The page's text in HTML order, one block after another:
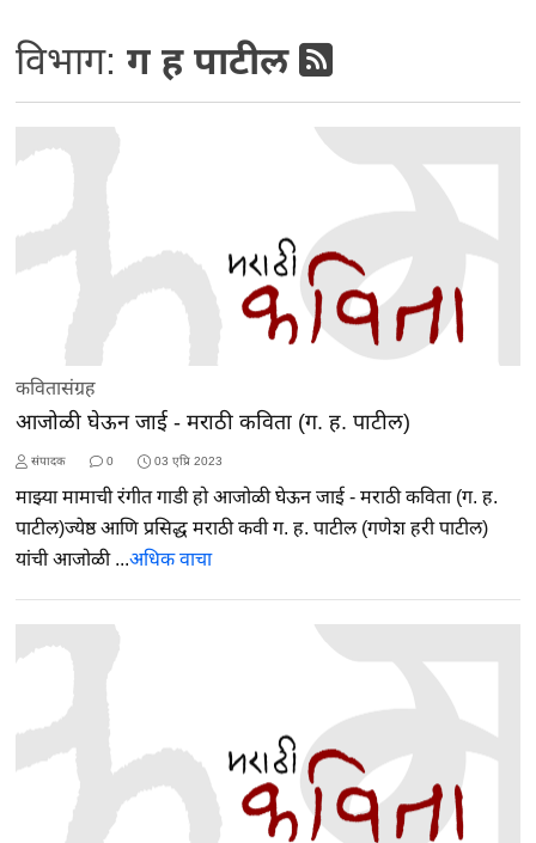
विभाग:ग ह पाटील
कवितासंग्रह
आजोळी घेऊन जाई - मराठी कविता (ग. ह. पाटील)
संपादक 0 03 एप्रि 2023
माझ्या मामाची रंगीत गाडी हो आजोळी घेऊन जाई - मराठी कविता (ग. ह.
पाटील)ज्येष्ठ आणि प्रसिद्ध मराठी कवी ग. ह. पाटील (गणेश हरी पाटील)
यांची आजोळी ...अधिक वाचा